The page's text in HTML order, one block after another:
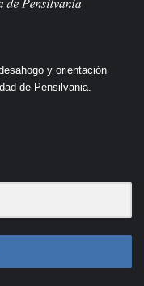
y orientación
de Pensilvania.